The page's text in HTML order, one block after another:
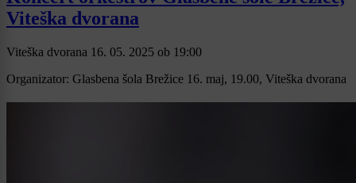
Viteška dvorana
Viteška dvorana 16. 05. 2025 ob 19:00
Organizator: Glasbena šola Brežice 16. maj, 19.00, Viteška dvorana